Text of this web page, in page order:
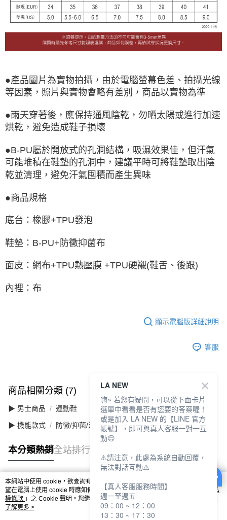
●產品圖片為實物拍攝，由於電腦螢幕色差、拍攝光線
等因素，照片與實物會略有差別，商品以實物為準
●雨天穿著後，應保持通風陰乾，勿晒太陽或進行加速
烘乾，避免造成鞋子損壞
●B-PU屬於開放式的孔洞結構，吸濕效果佳，但汗氣
可能堆積在鞋墊的孔洞中，建議平時可將鞋墊取出陰
乾並清理，避免汗氣囤積而產生異味
●商品規格
底台：橡膠+TPU發泡
鞋墊：B-PU+防黴抑菌布
面皮：網布+TPU熱壓膜 +TPU硬襯(鞋舌、後跟)
內裡：布
顯示電腦版詳細說明
客服
商品相關分類 (7) 查看全部
▶ 男士商品 運動鞋
▶ 機能款式 防黴/抑菌/消臭
本分類熱銷全站排行
熱門標籤
本網站中使用 cookie，欲查詢有關本網站使用 cookie 方式之詳情，及若您不希
望在電腦上使用 cookie 時應如何變更電腦的 cookie 設定，請參閱本網站「
隱私
權條款 」之 Cookie 聲明。您繼續使用本網站即表示您同意本公司得按本網站使
用條款之 Cookie 聲明使用 cookie。
了解更多 >
LA NEW
嗨~ 若您有疑問，可以從下面卡片
選單中看看是否有您要的答案喔！
或是加入 LA NEW 的【LINE 官方
帳號】，即可與真人客服一對一互
動😊
⚠️請注意，此處為系統自動回覆，
無法對話互動⚠️
【真人客服服務時間】
週一至週五
09：00 ~ 12：00
13：30 ~ 17：30